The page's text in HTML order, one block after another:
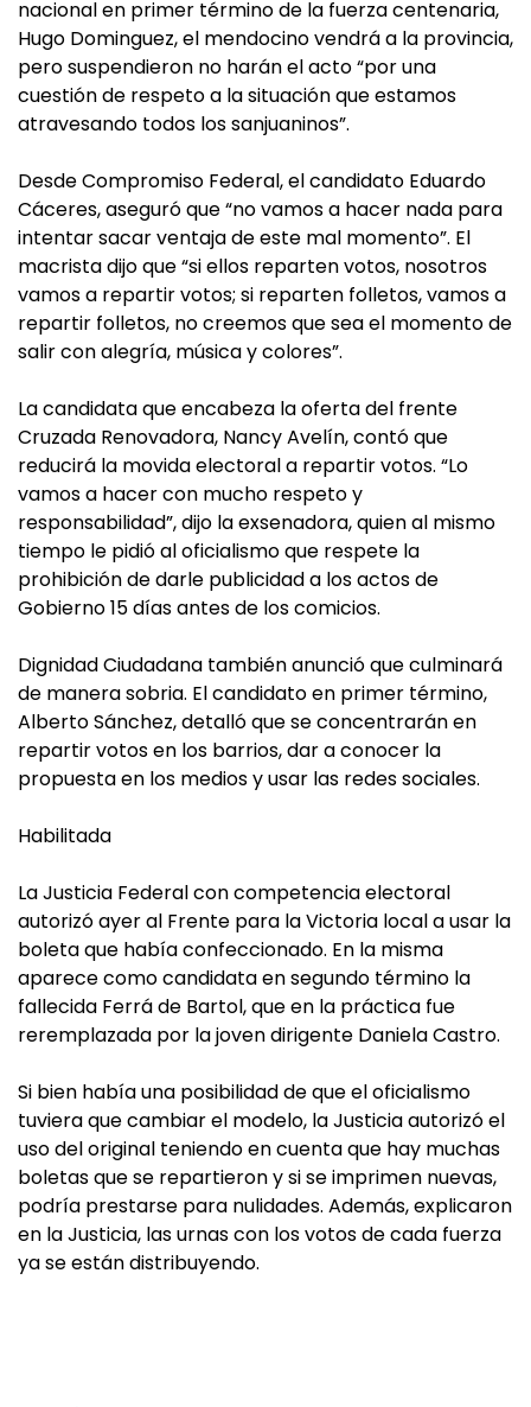
nacional en primer término de la fuerza centenaria,
Hugo Dominguez, el mendocino vendrá a la provincia,
pero suspendieron no harán el acto “por una
cuestión de respeto a la situación que estamos
atravesando todos los sanjuaninos”.
Desde Compromiso Federal, el candidato Eduardo
Cáceres, aseguró que “no vamos a hacer nada para
intentar sacar ventaja de este mal momento”. El
macrista dijo que “si ellos reparten votos, nosotros
vamos a repartir votos; si reparten folletos, vamos a
repartir folletos, no creemos que sea el momento de
salir con alegría, música y colores”.
La candidata que encabeza la oferta del frente
Cruzada Renovadora, Nancy Avelín, contó que
reducirá la movida electoral a repartir votos. “Lo
vamos a hacer con mucho respeto y
responsabilidad”, dijo la exsenadora, quien al mismo
tiempo le pidió al oficialismo que respete la
prohibición de darle publicidad a los actos de
Gobierno 15 días antes de los comicios.
Dignidad Ciudadana también anunció que culminará
de manera sobria. El candidato en primer término,
Alberto Sánchez, detalló que se concentrarán en
repartir votos en los barrios, dar a conocer la
propuesta en los medios y usar las redes sociales.
Habilitada
La Justicia Federal con competencia electoral
autorizó ayer al Frente para la Victoria local a usar la
boleta que había confeccionado. En la misma
aparece como candidata en segundo término la
fallecida Ferrá de Bartol, que en la práctica fue
reremplazada por la joven dirigente Daniela Castro.
Si bien había una posibilidad de que el oficialismo
tuviera que cambiar el modelo, la Justicia autorizó el
uso del original teniendo en cuenta que hay muchas
boletas que se repartieron y si se imprimen nuevas,
podría prestarse para nulidades. Además, explicaron
en la Justicia, las urnas con los votos de cada fuerza
ya se están distribuyendo.